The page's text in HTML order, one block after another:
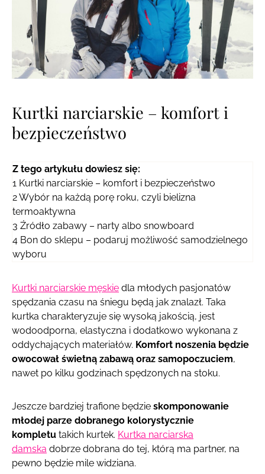
Kurtki narciarskie – komfort i
bezpieczeństwo
Z tego artykułu dowiesz się:
1 Kurtki narciarskie – komfort i bezpieczeństwo
2Wybór na każdą porę roku, czyli bielizna
termoaktywna
3 Źródło zabawy – narty albo snowboard
4 Bon do sklepu – podaruj możliwość samodzielnego
wyboru
Kurtki narciarskie męskie dla młodych pasjonatów
spędzania czasu na śniegu będą jak znalazł. Taka
kurtka charakteryzuje się wysoką jakością, jest
wodoodporna, elastyczna i dodatkowo wykonana z
oddychających materiałów. Komfort noszenia będzie
owocował świetną zabawą oraz samopoczuciem,
nawet po kilku godzinach spędzonych na stoku.
Jeszcze bardziej trafione będzie skomponowanie
młodej parze dobranego kolorystycznie
kompletu takich kurtek. Kurtka narciarska
damska dobrze dobrana do tej, którą ma partner, na
pewno będzie mile widziana.